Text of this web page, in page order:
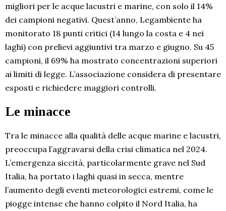
migliori per le acque lacustri e marine, con solo il 14%
dei campioni negativi. Quest’anno, Legambiente ha
monitorato 18 punti critici (14 lungo la costa e 4 nei
laghi) con prelievi aggiuntivi tra marzo e giugno. Su 45
campioni, il 69% ha mostrato concentrazioni superiori
ai limiti di legge. L’associazione considera di presentare
esposti e richiedere maggiori controlli.
Le minacce
Tra le minacce alla qualità delle acque marine e lacustri,
preoccupa l’aggravarsi della crisi climatica nel 2024.
L’emergenza siccità, particolarmente grave nel Sud
Italia, ha portato i laghi quasi in secca, mentre
l’aumento degli eventi meteorologici estremi, come le
piogge intense che hanno colpito il Nord Italia, ha